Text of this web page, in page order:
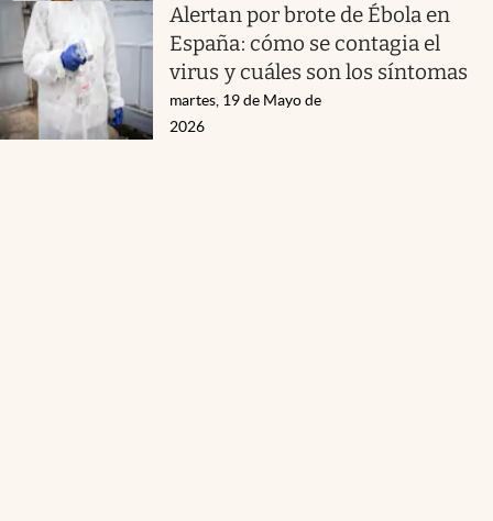
Alertan por brote de Ébola en
España: cómo se contagia el
virus y cuáles son los síntomas
martes, 19 de Mayo de
2026